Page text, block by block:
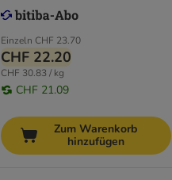
Einzeln CHF 23.70
CHF 22.20
CHF 30.83 / kg
CHF 21.09
Zum Warenkorb
hinzufügen